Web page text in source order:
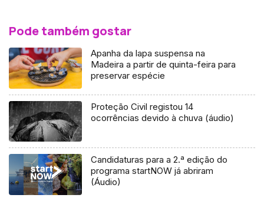
Pode também gostar
Apanha da lapa suspensa na
Madeira a partir de quinta-feira para
preservar espécie
Proteção Civil registou 14
ocorrências devido à chuva (áudio)
Candidaturas para a 2.ª edição do
programa startNOW já abriram
(Áudio)